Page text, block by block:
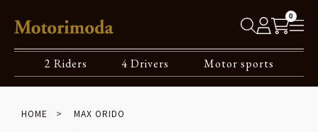
0
2 Riders 4 Drivers Motor sports
HOME MAX ORIDO